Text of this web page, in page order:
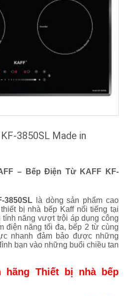
3850SL Made in
– Bếp Điện Từ KAFF KF-
3850SL
là dòng sản phẩm cao
bị nhà bếp Kaff nổi tiếng tại
năng vượt trội áp dụng công
điện năng tối đa, bếp 2 từ cùng
nhanh đảm bảo được những
bạn vào những buổi chiều tan
hãng Thiết bị nhà bếp